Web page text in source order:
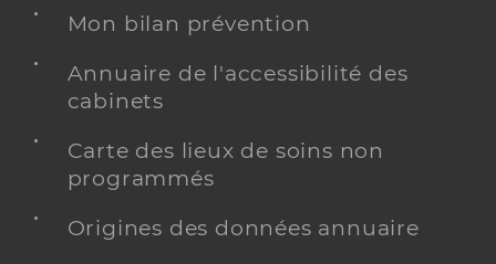
Mon bilan prévention
Annuaire de l'accessibilité des
cabinets
Carte des lieux de soins non
programmés
Origines des données annuaire